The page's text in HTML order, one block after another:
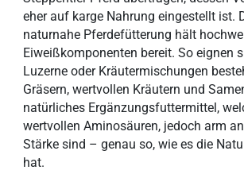
eher auf karge Nahrung eingestellt ist.
naturnahe Pferdefütterung hält
Eiweißkomponenten bereit. So eignen
Luzerne oder Kräutermischungen
Gräsern, wertvollen Kräutern und
natürliches Ergänzungsfuttermittel,
wertvollen Aminosäuren, jedoch arm
Stärke sind – genau so, wie es die
hat.